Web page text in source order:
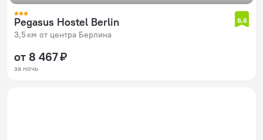
Pegasus Hostel Berlin
3,5 км от центра Берлина
6,6
от 8 467 ₽
за ночь